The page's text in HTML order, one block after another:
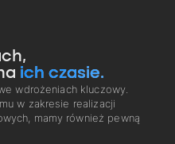
ich czasie.
wdrożeniach kluczowy.
w zakresie realizacji
mamy również pewną